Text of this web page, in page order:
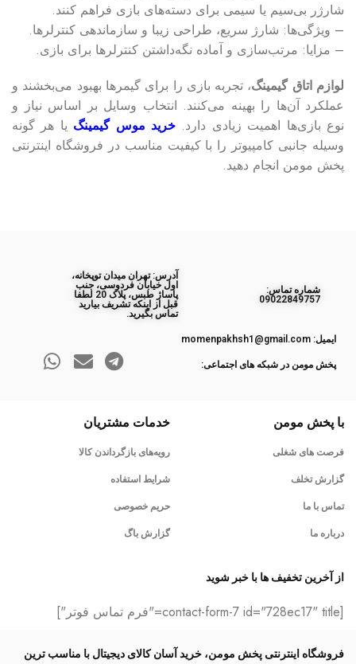
شارژر بی‌سیم یا سیمی برای دسته‌های بازی فراهم کنند.
– ویژگی‌ها: شارژ سریع، طراحی زیبا و سازماندهی کنترلرها.
– مزایا: مرتب‌سازی و آماده نگه‌داشتن کنترلرها برای بازی.
لوازم اتاق گیمینگ، تجربه بازی را برای گیمرها بهبود می‌بخشند و
عملکرد آن‌ها را بهینه می‌کنند. انتخاب وسایل بر اساس نیاز و
نوع بازی‌ها اهمیت زیادی دارد. خرید موس گیمینگ یا هر گونه
وسیله جانبی کامپیوتر را با کیفیت مناسب در فروشگاه اینترنتی
پخش مومن انجام دهید.
ﺷﻤﺎره ﺗﻤﺎس:
09022849757
آدرس: تهران میدان توپخانه،
اول خیابان فردوسی، جنب
پاساژ طبس، پلاک 20 لطفا
قبل از اینکه تشریف بیارید
تماس بگیرید.
ایمیل: momenpakhsh1@gmail.com
پخش مومن در شبکه های اجتماعی:
با پخش مومن
فرصت های شغلی
گزارش تخلف
تماس با ما
درباره ما
خدمات مشتریان
رویه‌های بازگرداندن کالا
شرایط استفاده
حریم خصوصی
گزارش باگ
از آخرین تخفیف ها با خبر شوید
[contact-form-7 id="728ec17" title="فرم تماس فوتر"]
فروشگاه اینترنتی پخش مومن، خرید آسان کالای دیجیتال با مناسب ترین